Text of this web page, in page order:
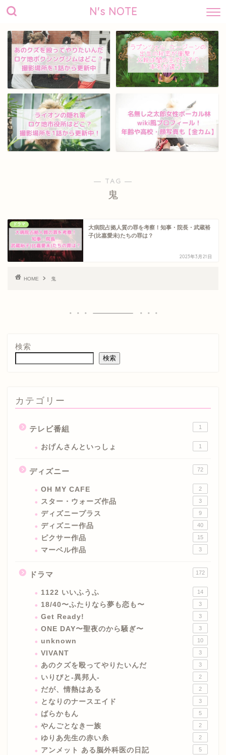
N's NOTE
― TAG ―
鬼
ドラマ
大病院占拠人質の罪を考察！知事・院長・武蔵裕
子(比嘉愛未)たちの罪は？
2023年3月21日
HOME 鬼
検索
検索
カテゴリー
テレビ番組 1
おげんさんといっしょ 1
ディズニー 72
OH MY CAFE 2
スター・ウォーズ作品 3
ディズニープラス 9
ディズニー作品 40
ピクサー作品 15
マーベル作品 3
ドラマ 172
1122 いいふうふ 14
18/40〜ふたりなら夢も恋も〜 3
Get Ready! 3
ONE DAY〜聖夜のから騒ぎ〜 3
unknown 10
VIVANT 3
あのクズを殴ってやりたいんだ 3
いりびと-異邦人- 2
だが、情熱はある 2
となりのナースエイド 3
ばらかもん 5
やんごとなき一族 2
ゆりあ先生の赤い糸 2
アンメット ある脳外科医の日記 5